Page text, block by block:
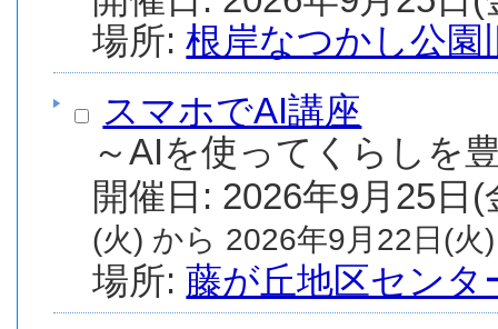
場所:根岸なつかし公園
スマホでAI講座
～AIを使ってくらしを
(火) から 2026年9月22日(火
場所:藤が丘地区センタ